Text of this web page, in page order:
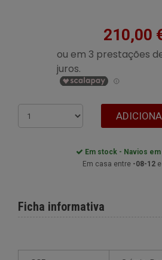
210,00
Em stock - Navios
Em casa entre -08-12e
Ficha informativa